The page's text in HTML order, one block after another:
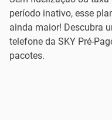
período inativo, esse
ainda maior! Descubra
telefone da SKY Pré-
pacotes.